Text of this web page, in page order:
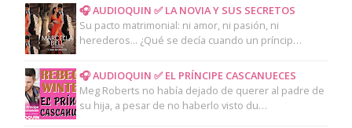
🎧 AUDIOQUIN ✅ LA NOVIA Y SUS SECRETOS
Su pacto matrimonial: ni amor, ni pasión, ni
herederos... ¿Qué se decía cuando un príncip…
🎧 AUDIOQUIN ✅ EL PRÍNCIPE CASCANUECES
Meg Roberts no había dejado de querer al padre de
su hija, a pesar de no haberlo visto du…